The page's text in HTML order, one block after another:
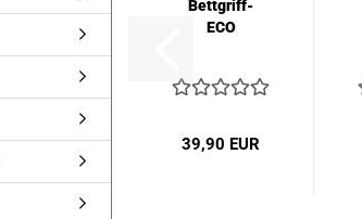
Bettgriff-
ECO
39,90 EUR